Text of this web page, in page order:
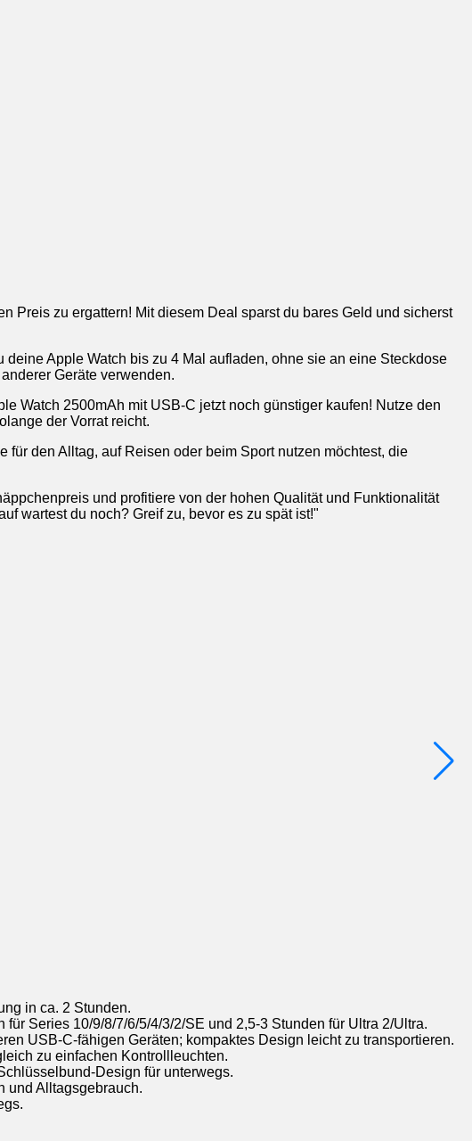
Preis zu ergattern! Mit diesem Deal sparst du bares Geld und sicherst
Apple Watch bis zu 4 Mal aufladen, ohne sie an eine Steckdose
Geräte verwenden.
Watch 2500mAh mit USB-C jetzt noch günstiger kaufen! Nutze den
der Vorrat reicht.
den Alltag, auf Reisen oder beim Sport nutzen möchtest, die
und profitiere von der hohen Qualität und Funktionalität
wartest du noch? Greif zu, bevor es zu spät ist!"
in ca. 2 Stunden.
Series 10/9/8/7/6/5/4/3/2/SE und 2,5-3 Stunden für Ultra 2/Ultra.
USB-C-fähigen Geräten; kompaktes Design leicht zu transportieren.
zu einfachen Kontrollleuchten.
Design für unterwegs.
und Alltagsgebrauch.